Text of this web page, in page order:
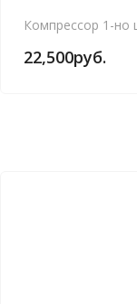
Компрессор 1-но
22,500руб.